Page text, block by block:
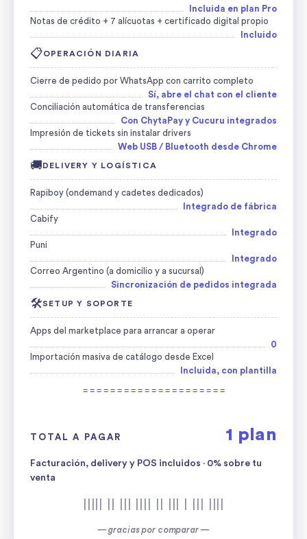
Incluida en plan Pro
Notas de crédito + 7 alícuotas + certificado digital propio
Incluido
📋OPERACIÓN DIARIA
Cierre de pedido por WhatsApp con carrito completo
Sí, abre el chat con el cliente
Conciliación automática de transferencias
Con ChytaPay y Cucuru integrados
Impresión de tickets sin instalar drivers
Web USB / Bluetooth desde Chrome
🚚DELIVERY Y LOGÍSTICA
Rapiboy (ondemand y cadetes dedicados)
Integrado de fábrica
Cabify
Integrado
Puni
Integrado
Correo Argentino (a domicilio y a sucursal)
Sincronización de pedidos integrada
🛠️SETUP Y SOPORTE
Apps del marketplace para arrancar a operar
0
Importación masiva de catálogo desde Excel
Incluida, con plantilla
= = = = = = = = = = = = = = = = = = = = =
TOTAL A PAGAR 1 plan
Facturación, delivery y POS incluidos · 0% sobre tu
venta
— gracias por comparar —